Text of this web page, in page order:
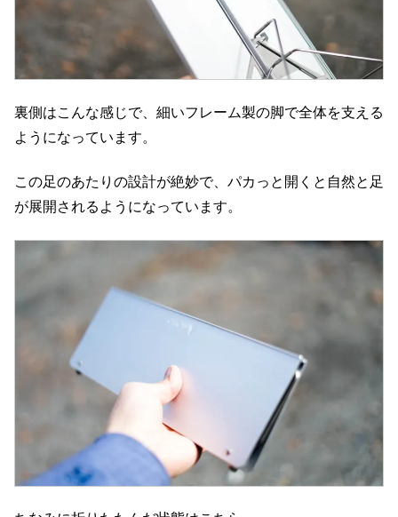
裏側はこんな感じで、細いフレーム製の脚で全体を支える
ようになっています。
この足のあたりの設計が絶妙で、パカっと開くと自然と足
が展開されるようになっています。